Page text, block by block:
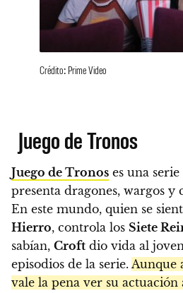
Crédito: Prime Video
Juego de Tronos
Juego de Tronos es una
presenta dragones, wargos y
En este mundo, quien se
Hierro, controla los Siete
sabían, Croft dio vida al
episodios de la serie. Aunque
vale la pena ver su actuación